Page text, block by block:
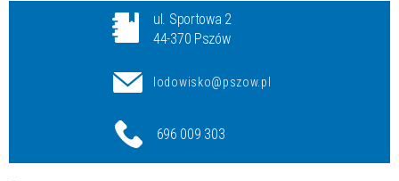
ul. Sportowa 2
44-370 Pszów
lodowisko@pszow.pl
696 009 303